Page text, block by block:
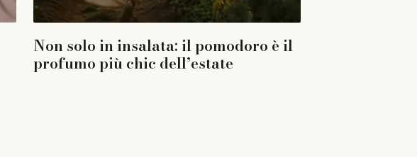
Non solo in insalata: il pomodoro è il
profumo più chic dell’estate